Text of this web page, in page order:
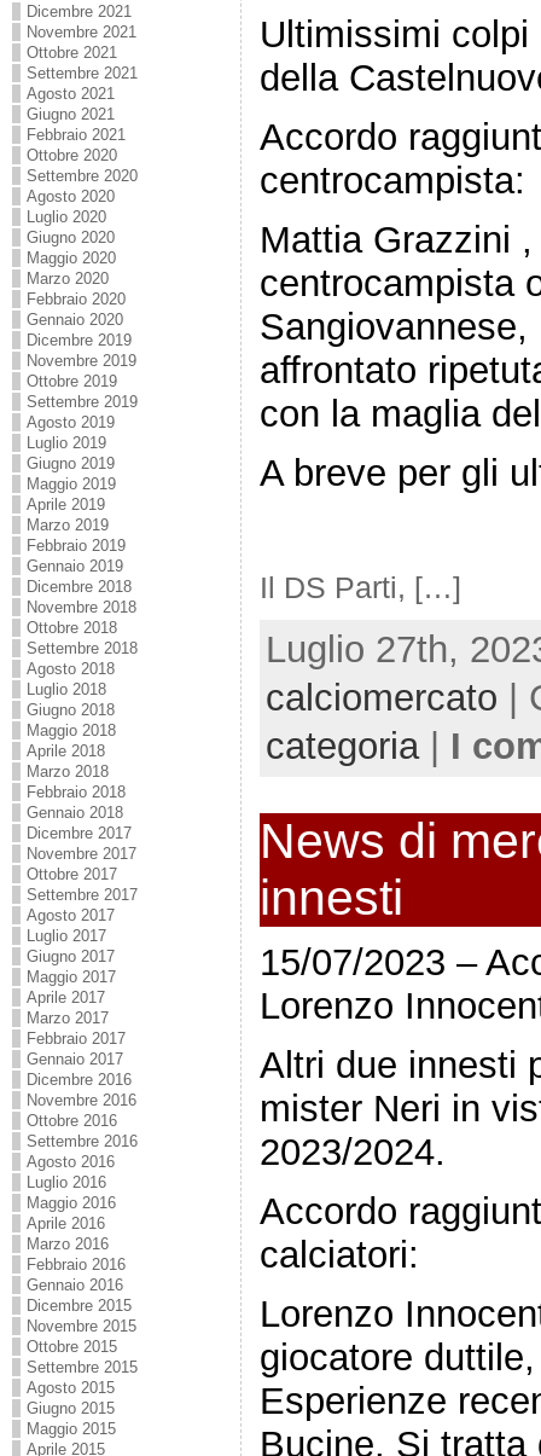
Dicembre 2021
Novembre 2021
Ottobre 2021
Settembre 2021
Agosto 2021
Giugno 2021
Febbraio 2021
Ottobre 2020
Settembre 2020
Agosto 2020
Luglio 2020
Giugno 2020
Maggio 2020
Marzo 2020
Febbraio 2020
Gennaio 2020
Dicembre 2019
Novembre 2019
Ottobre 2019
Settembre 2019
Agosto 2019
Luglio 2019
Giugno 2019
Maggio 2019
Aprile 2019
Marzo 2019
Febbraio 2019
Gennaio 2019
Dicembre 2018
Novembre 2018
Ottobre 2018
Settembre 2018
Agosto 2018
Luglio 2018
Giugno 2018
Maggio 2018
Aprile 2018
Marzo 2018
Febbraio 2018
Gennaio 2018
Dicembre 2017
Novembre 2017
Ottobre 2017
Settembre 2017
Agosto 2017
Luglio 2017
Giugno 2017
Maggio 2017
Aprile 2017
Marzo 2017
Febbraio 2017
Gennaio 2017
Dicembre 2016
Novembre 2016
Ottobre 2016
Settembre 2016
Agosto 2016
Luglio 2016
Maggio 2016
Aprile 2016
Marzo 2016
Febbraio 2016
Gennaio 2016
Dicembre 2015
Novembre 2015
Ottobre 2015
Settembre 2015
Agosto 2015
Giugno 2015
Maggio 2015
Aprile 2015
Ultimissimi
della
Accordo
centrocampista:
Mattia Grazzini
centrocampista
affrontato
con la maglia
A breve per gli
Il DS Parti, […]
Luglio 27th,
calciomercato |
categoria| I
News di
innesti
15/07/2023 –
Lorenzo
Altri due innesti
mister Neri in
2023/2024.
Accordo
calciatori:
Lorenzo
giocatore
Esperienze
Bucine. Si tratta